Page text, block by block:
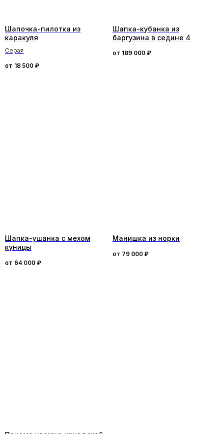
Шапочка-пилотка из
каракуля
Серая
от 18 500 ₽
Шапка-кубанка из
баргузина в седине 4
от 189 000 ₽
Шапка-ушанка с мехом
куницы
от 64 000 ₽
Манишка из норки
от 79 000 ₽